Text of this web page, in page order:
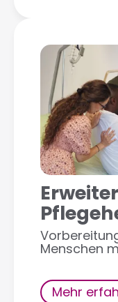
Menschen
Mehr